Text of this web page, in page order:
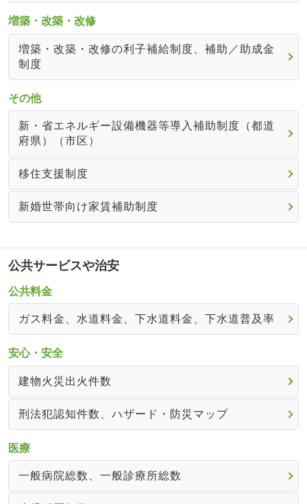
増築・改築・改修
増築・改築・改修の利子補給制度、補助／助成金
制度
その他
新・省エネルギー設備機器等導入補助制度（都道
府県）（市区）
移住支援制度
新婚世帯向け家賃補助制度
公共サービスや治安
公共料金
ガス料金、水道料金、下水道料金、下水道普及率
安心・安全
建物火災出火件数
刑法犯認知件数、ハザード・防災マップ
医療
一般病院総数、一般診療所総数